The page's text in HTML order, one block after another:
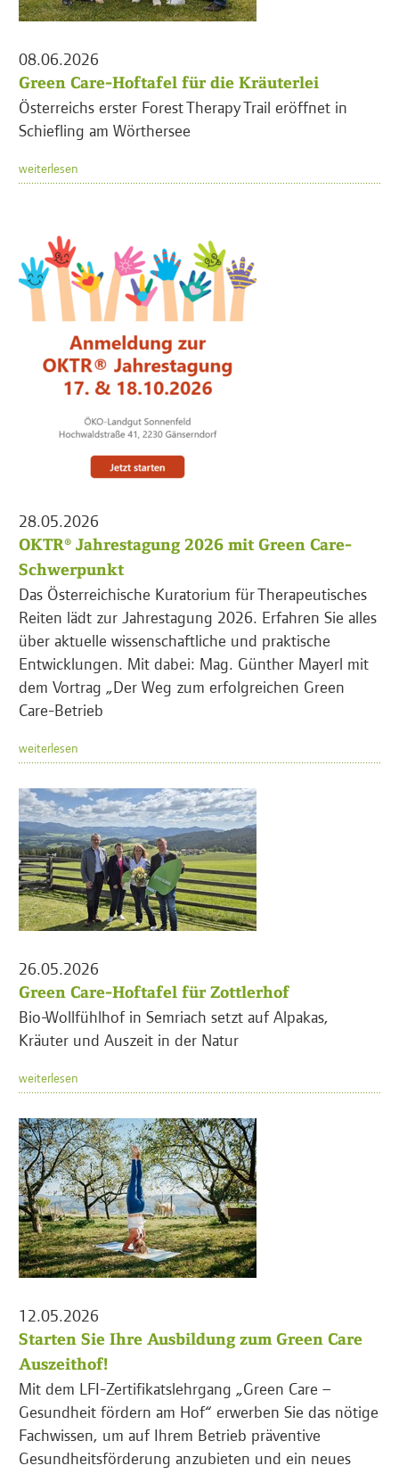
08.06.2026
Green Care-Hoftafel für die Kräuterlei
Österreichs erster Forest Therapy Trail eröffnet in
Schiefling am Wörthersee
weiterlesen
28.05.2026
OKTR® Jahrestagung 2026 mit Green Care-
Schwerpunkt
Das Österreichische Kuratorium für Therapeutisches
Reiten lädt zur Jahrestagung 2026. Erfahren Sie alles
über aktuelle wissenschaftliche und praktische
Entwicklungen. Mit dabei: Mag. Günther Mayerl mit
dem Vortrag „Der Weg zum erfolgreichen Green
Care-Betrieb
weiterlesen
26.05.2026
Green Care-Hoftafel für Zottlerhof
Bio-Wollfühlhof in Semriach setzt auf Alpakas,
Kräuter und Auszeit in der Natur
weiterlesen
12.05.2026
Starten Sie Ihre Ausbildung zum Green Care
Auszeithof!
Mit dem LFI-Zertifikatslehrgang „Green Care –
Gesundheit fördern am Hof“ erwerben Sie das nötige
Fachwissen, um auf Ihrem Betrieb präventive
Gesundheitsförderung anzubieten und ein neues